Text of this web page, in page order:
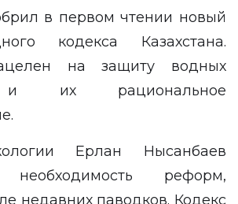
в первом чтении новый
кодекса Казахстана.
на защиту водных
и их рациональное
Ерлан Нысанбаев
необходимость реформ,
недавних паводков. Кодекс